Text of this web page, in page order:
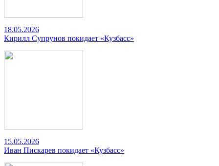
18.05.2026
Кирилл Супрунов покидает «Кузбасс»
15.05.2026
Иван Пискарев покидает «Кузбасс»